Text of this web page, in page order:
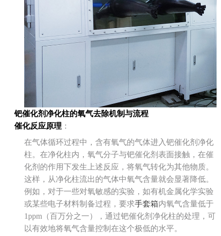
钯催化剂净化柱的氧气去除机制与流程
催化反应原理 ：
在气体循环过程中，含有氧气的气体进入钯催化剂净化
柱。在净化柱内，氧气分子与钯催化剂表面接触，在催
化剂的作用下发生上述反应，将氧气转化为其他物质。
这样，从净化柱流出的气体中氧气含量就会显著降低。
例如，对于一些对氧敏感的实验，如有机金属化学实验
或某些电子材料制备过程，要求手套箱内氧气含量低于
1ppm（百万分之一），通过钯催化剂净化柱的处理，可
以有效地将氧气含量控制在这个极低的水平。